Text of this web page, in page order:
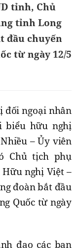
tỉnh, Chủ
tỉnh Long
đầu chuyến
từ ngày 12/5
đối ngoại nhân
biểu hữu nghị
– Ủy viên
Chủ tịch phụ
nghị Việt –
đoàn bắt đầu
Quốc từ ngày
đạo các ban